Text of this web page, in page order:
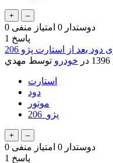
0 دوستدار 0 امتیاز منفی
1 پاسخ
بعد از استارت پژو 206
در خودرو توسط مهدي
استارت
دود
موتور
پژو_206
0 دوستدار 0 امتیاز منفی
1 پاسخ